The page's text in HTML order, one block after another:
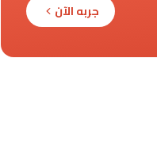
جربه الآن